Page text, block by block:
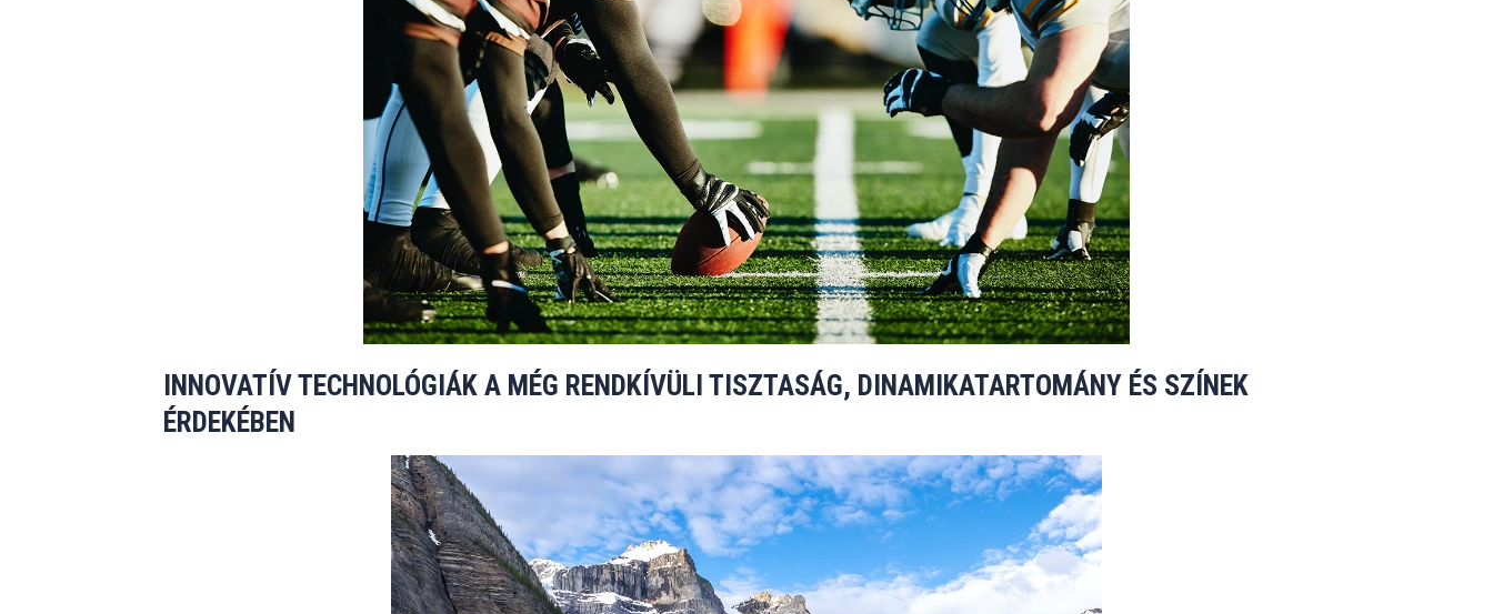
INNOVATÍV TECHNOLÓGIÁK A MÉG RENDKÍVÜLI TISZTASÁG, DINAMIKATARTOMÁNY ÉS SZÍNEK
ÉRDEKÉBEN